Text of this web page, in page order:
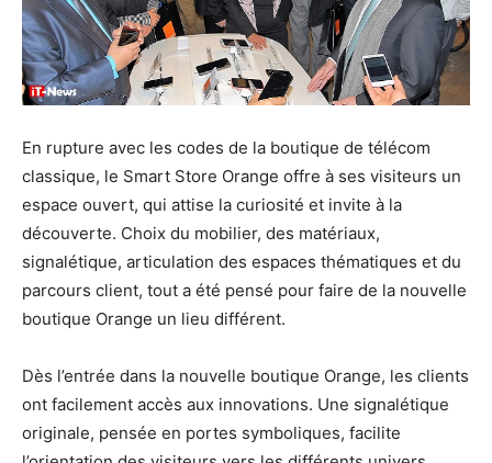
En rupture avec les codes de la boutique de télécom
classique, le Smart Store Orange offre à ses visiteurs un
espace ouvert, qui attise la curiosité et invite à la
découverte. Choix du mobilier, des matériaux,
signalétique, articulation des espaces thématiques et du
parcours client, tout a été pensé pour faire de la nouvelle
boutique Orange un lieu différent.
Dès l’entrée dans la nouvelle boutique Orange, les clients
ont facilement accès aux innovations. Une signalétique
originale, pensée en portes symboliques, facilite